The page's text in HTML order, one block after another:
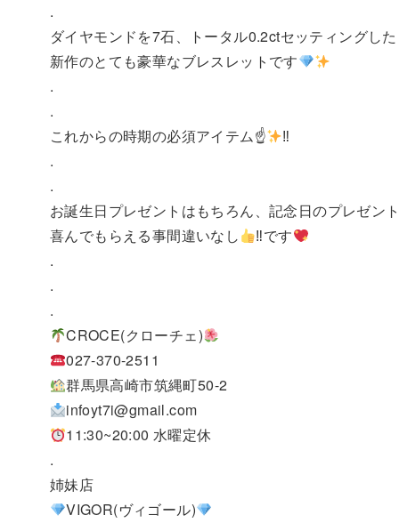
.
ダイヤモンドを7石、トータル0.2ctセッティングした
新作のとても豪華なブレスレットです
.
.
これからの時期の必須アイテム☝
‼︎
.
.
お誕生日プレゼントはもちろん、記念日のプレゼン
喜んでもらえる事間違いなし
‼︎です
.
.
.
CROCE(クローチェ)
027-370-2511
群馬県高崎市筑縄町50-2
infoyt7i@gmail.com
11:30~20:00 水曜定休
.
姉妹店
VIGOR(ヴィゴール)